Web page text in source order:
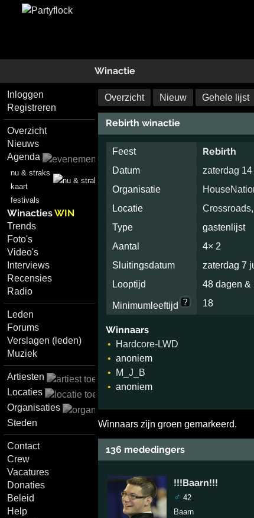
Winactie
Inloggen
Registreren
Overzicht
Nieuws
Agenda
nu & straks
kaart
festivals
WinactiesWIN
Trends
Foto's
Video's
Interviews
Recensies
Radio
Leden
Forums
Verslagen (leden)
Muziek
Artiesten
Locaties
Organisaties
Steden
Contact
Crew
Vacatures
Donaties
Beleid
Help
Overzicht Nieuw Gehele lijst
Rebirth winactie
Feest Rebirth
Datum zaterdag
Organisatie
Locatie
Crossroads,
Type
gastenlijst
Aantal
4× 2
Sluitingsdatum
zaterdag 7
Looptijd
48 dagen &
Minimumleeftijd ? 18
Winnaars
Hardcore-LWD
anoniem
M_J_B
anoniem
Winnaars zijn groen gemarkeerd.
136 mededingers
!!!Baarn!!!
♂ 42
Baarn